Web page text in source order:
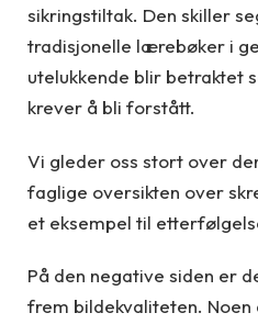
sikringstiltak. Den skiller
tradisjonelle lærebøker i
utelukkende blir betraktet
krever å bli forstått.
Vi gleder oss stort over
faglige oversikten over
et eksempel til
På den negative siden er
frem bildekvaliteten.